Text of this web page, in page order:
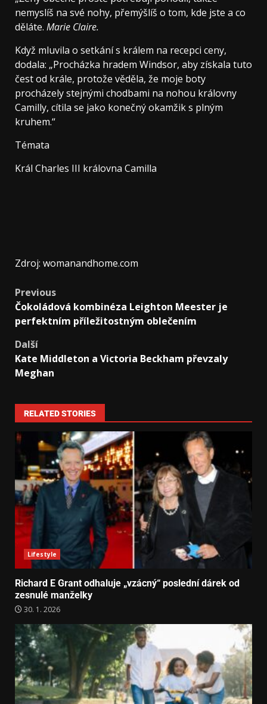
nemyslíš na své nohy, přemýšlíš o tom, kde jste a co
děláte. Marie Claire.
Když mluvila o setkání s králem na recepci ceny,
dodala: „Procházka hradem Windsor, aby získala tuto
čest od krále, protože věděla, že moje boty
procházely stejnými chodbami na nohou královny
Camilly, cítila se jako konečný okamžik s plným
kruhem.“
Témata
Král Charles III královna Camilla
Zdroj: womanandhome.com
Previous
Čokoládová kombinéza Leighton Meester je
perfektním příležitostným oblečením
Další
Kate Middleton a Victoria Beckham převzaly
Meghan
RELATED STORIES
Lifestyle
Richard E Grant odhaluje „vzácný“ poslední dárek od
zesnulé manželky
30. 1. 2026